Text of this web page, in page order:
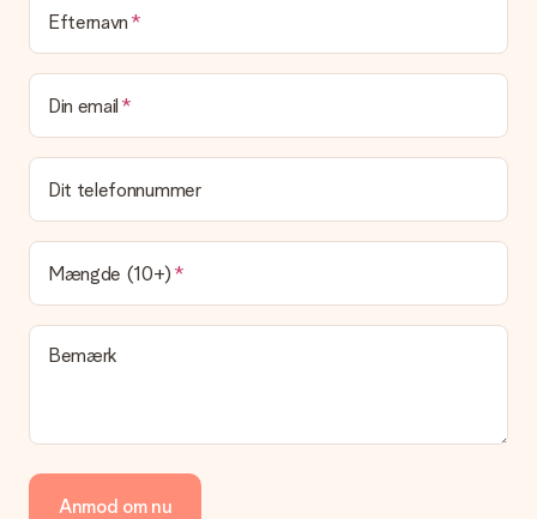
Efternavn
Din email
Dit telefonnummer
Mængde (10+)
Bemærk
Anmod om nu